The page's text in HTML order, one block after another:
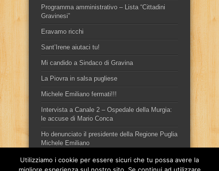
Programma amministrativo – Lista “Cittadini
Gravinesi”
Eravamo ricchi
Sant’Irene aiutaci tu!
Mi candido a Sindaco di Gravina
La Piovra in salsa pugliese
Michele Emiliano fermati!!!
Intervista a Canale 2 – Ospedale della Murgia:
le accuse di Mario Conca
Ho denunciato il presidente della Regione Puglia
Michele Emiliano
Utilizziamo i cookie per essere sicuri che tu possa avere la